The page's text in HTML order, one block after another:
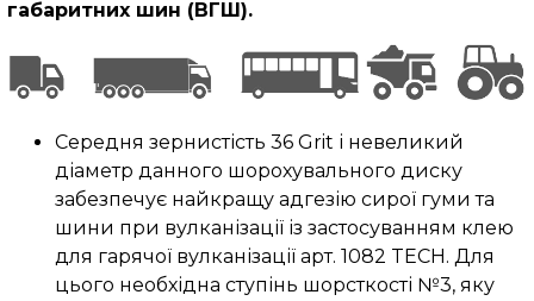
габаритних шин (ВГШ).
Середня зернистість 36 Grit і невеликий
діаметр данного шорохувального диску
забезпечує найкращу адгезію сирої гуми та
шини при вулканізації із застосуванням клею
для гарячої вулканізації арт. 1082 TECH. Для
цього необхідна ступінь шорсткості №3, яку